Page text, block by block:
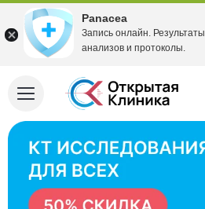
Panacea
Запись онлайн. Результаты
анализов и протоколы.